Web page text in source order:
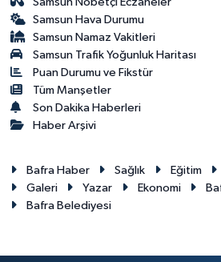
Samsun Hava Durumu
Samsun Namaz Vakitleri
Samsun Trafik Yoğunluk Haritası
Puan Durumu ve Fikstür
Tüm Manşetler
Son Dakika Haberleri
Haber Arşivi
Bafra Haber Sağlık Eğitim
Galeri
Yazar Ekonomi
Bafra Belediyesi